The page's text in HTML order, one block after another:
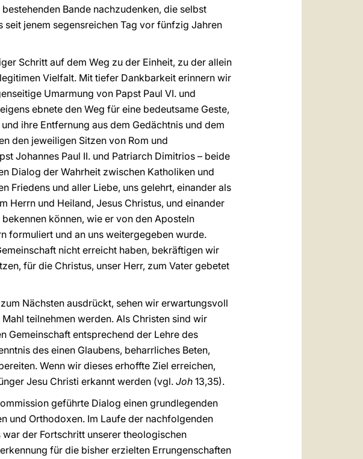
Bande nachzudenken, die selbst
jenem segensreichen Tag vor fünfzig Jahren
Schritt auf dem Weg zu der Einheit, zu der allein
Vielfalt. Mit tiefer Dankbarkeit erinnern wir
Umarmung von Papst Paul VI. und
ebnete den Weg für eine bedeutsame Geste,
ihre Entfernung aus dem Gedächtnis und dem
den jeweiligen Sitzen von Rom und
Johannes Paul II. und Patriarch Dimitrios – beide
Dialog der Wahrheit zwischen Katholiken und
Friedens und aller Liebe, uns gelehrt, einander als
Herrn und Heiland, Jesus Christus, und einander
können, wie er von den Aposteln
formuliert und an uns weitergegeben wurde.
nicht erreicht haben, bekräftigen wir
für die Christus, unser Herr, zum Vater gebetet
Nächsten ausdrückt, sehen wir erwartungsvoll
teilnehmen werden. Als Christen sind wir
Gemeinschaft entsprechend der Lehre des
des einen Glaubens, beharrliches Beten,
Wenn wir dieses erhoffte Ziel erreichen,
Jesu Christi erkannt werden (vgl. Joh 13,35).
geführte Dialog einen grundlegenden
und Orthodoxen. Im Laufe der nachfolgenden
der Fortschritt unserer theologischen
für die bisher erzielten Errungenschaften